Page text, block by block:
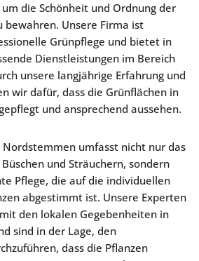
die Schönheit und Ordnung der
bewahren. Unsere Firma ist
Grünpflege und bietet in
Dienstleistungen im Bereich
unsere langjährige Erfahrung und
wir dafür, dass die Grünflächen in
und ansprechend aussehen.
umfasst nicht nur das
und Sträuchern, sondern
Pflege, die auf die individuellen
abgestimmt ist. Unsere Experten
den lokalen Gegebenheiten in
sind in der Lage, den
dass die Pflanzen